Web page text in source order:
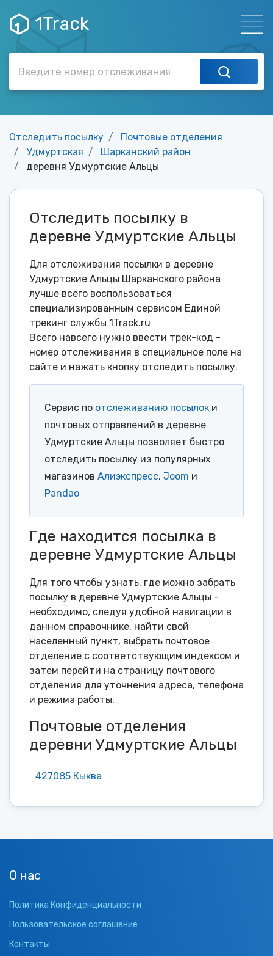
1Track
Отследить посылку
Почтовые отделения
Удмуртская
Шарканский район
деревня Удмуртские Альцы
Отследить посылку в
деревне Удмуртские Альцы
Для отслеживания посылки в деревне
Удмуртские Альцы Шарканского района
лучше всего воспользоваться
специализированным сервисом Единой
трекинг службы 1Track.ru
Всего навсего нужно ввести трек-код -
номер отслеживания в специальное поле на
сайте и нажать кнопку отследить посылку.
Сервис по отслеживанию посылок и
почтовых отправлений в деревне
Удмуртские Альцы позволяет быстро
отследить посылку из популярных
магазинов Алиэкспресс, Joom и
Pandao
Где находится посылка в
деревне Удмуртские Альцы
Для того чтобы узнать, где можно забрать
посылку в деревне Удмуртские Альцы -
необходимо, следуя удобной навигации в
данном справочнике, найти свой
населенный пункт, выбрать почтовое
отделение с соответствующим индексом и
затем перейти на страницу почтового
отделения для уточнения адреса, телефона
и режима работы.
Почтовые отделения
деревни Удмуртские Альцы
427085 Кыква
О нас
Политика Конфиденциальности
Пользовательское соглашение
Контакты